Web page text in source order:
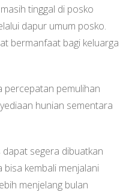
tinggal di posko
dapur umum posko.
bermanfaat bagi keluarga
percepatan pemulihan
hunian sementara
segera dibuatkan
kembali menjalani
menjelang bulan